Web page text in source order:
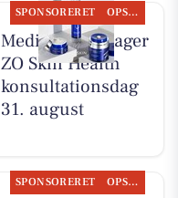
SPONSORERET OPSLAGSTAVLEN
MediSkin gentager
ZO Skin Health
konsultationsdag
31. august
SPONSORERET OPSLAGSTAVLEN